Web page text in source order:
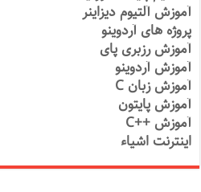
آموزش آلتیوم دیزاینر
پروژه های آردوینو
آموزش رزبری پای
آموزش آردوینو
آموزش زبان C
آموزش پایتون
آموزش ++C
اینترنت اشیاء